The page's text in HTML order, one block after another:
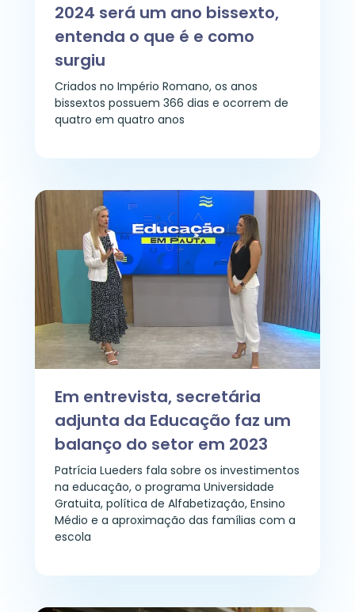
2024 será um ano bissexto,
entenda o que é e como
surgiu
Criados no Império Romano, os anos
bissextos possuem 366 dias e ocorrem de
quatro em quatro anos
Em entrevista, secretária
adjunta da Educação faz um
balanço do setor em 2023
Patrícia Lueders fala sobre os investimentos
na educação, o programa Universidade
Gratuita, política de Alfabetização, Ensino
Médio e a aproximação das famílias com a
escola